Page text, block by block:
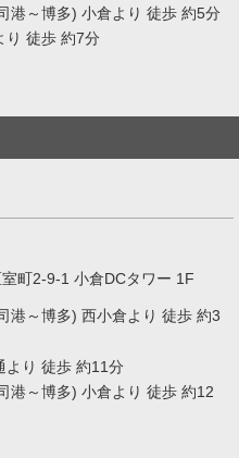
港～博多) 小倉より 徒歩 約5分
り 徒歩 約7分
町2-9-1 小倉DCタワー 1F
港～博多) 西小倉より 徒歩 約3
より 徒歩 約11分
港～博多) 小倉より 徒歩 約12